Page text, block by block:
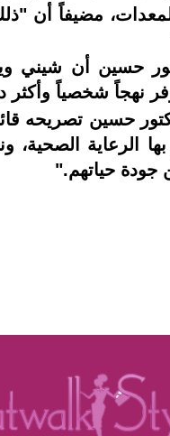
مضيفاً أن
حسين أن شيني
نهجاً شخصياً
حسين تصريحه
بها الرعاية
حياتهم."